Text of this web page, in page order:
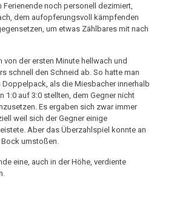
Ferienende noch personell dezimiert,
dem aufopferungsvoll kämpfenden
um etwas Zählbares mit nach
von der ersten Minute hellwach und
schnell den Schneid ab. So hatte man
als die Miesbacher innerhalb
1:0 auf 3:0 stellten, dem Gegner nicht
Es ergaben sich zwar immer
weil sich der Gegner einige
Aber das Überzahlspiel konnte an
umstoßen.
eine, auch in der Höhe, verdiente